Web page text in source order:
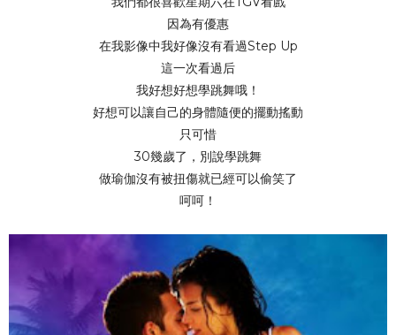
因為有優惠
在我影像中我好像沒有看過Step Up
這一次看過后
我好想好想學跳舞哦！
好想可以讓自己的身體隨便的擺動搖動
只可惜
30幾歲了，別說學跳舞
做瑜伽沒有被扭傷就已經可以偷笑了
呵呵！